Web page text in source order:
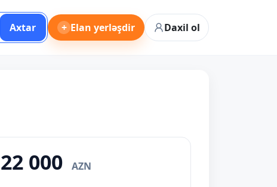
Axtar + Elan yerləşdir Daxil ol
22 000 AZN